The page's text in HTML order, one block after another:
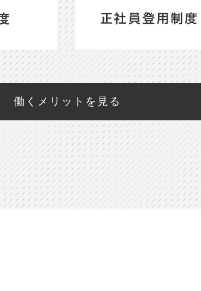
働くメリットを見る